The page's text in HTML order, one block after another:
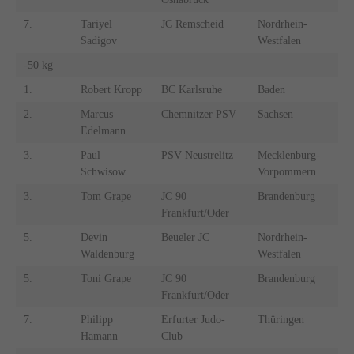
7.
Tariyel
Sadigov
JC Remscheid
Nordrhein-
Westfalen
-50 kg
1. Robert Kropp BC Karlsruhe Baden
2.
Marcus
Edelmann
Chemnitzer PSV Sachsen
3.
Paul
Schwisow
PSV Neustrelitz
Mecklenburg-
Vorpommern
3. Tom Grape
JC 90
Frankfurt/Oder
Brandenburg
5.
Devin
Waldenburg
Beueler JC
Nordrhein-
Westfalen
5. Toni Grape
JC 90
Frankfurt/Oder
Brandenburg
7.
Philipp
Hamann
Erfurter Judo-
Club
Thüringen